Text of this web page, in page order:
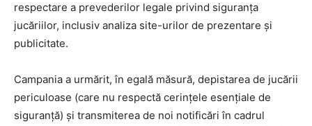
respectare a prevederilor legale privind siguranţa
jucăriilor, inclusiv analiza site-urilor de prezentare și
publicitate.
Campania a urmărit, în egală măsură, depistarea de jucării
periculoase (care nu respectă cerinţele esențiale de
siguranţă) şi transmiterea de noi notificări în cadrul